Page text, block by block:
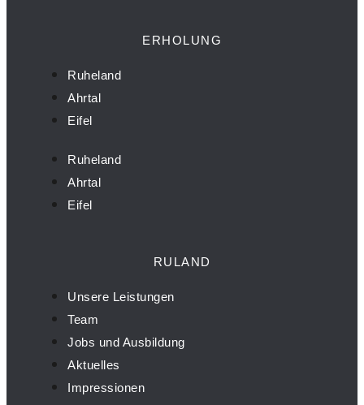
ERHOLUNG
Ruheland
Ahrtal
Eifel
Ruheland
Ahrtal
Eifel
RULAND
Unsere Leistungen
Team
Jobs und Ausbildung
Aktuelles
Impressionen